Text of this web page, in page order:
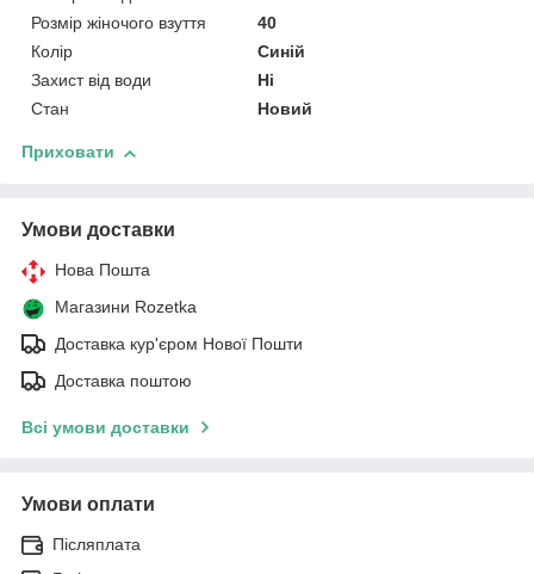
Розмір жіночого взуття
40
Колір
Синій
Захист від води
Ні
Стан
Новий
Приховати
Умови доставки
Нова Пошта
Магазини Rozetka
Доставка кур'єром Нової Пошти
Доставка поштою
Всі умови доставки
Умови оплати
Післяплата